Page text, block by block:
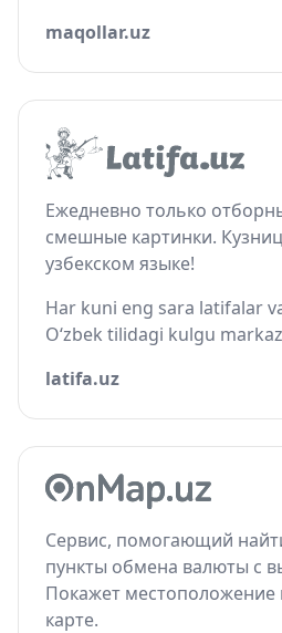
maqollar.uz
Ежедневно только
смешные картинки.
узбекском языке!
Har kuni eng sara latifalar
O‘zbek tilidagi kulgu
latifa.uz
Сервис, помогающий
пункты обмена валюты с
Покажет местоположение
карте.